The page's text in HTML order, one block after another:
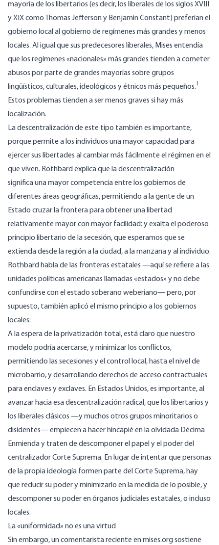
mayoría de los libertarios (es decir, los liberales de los siglos XVIII
y XIX como Thomas Jefferson y Benjamin Constant) preferían el
gobierno local al gobierno de regímenes más grandes y menos
locales. Al igual que sus predecesores liberales, Mises entendía
que los regímenes «nacionales» más grandes tienden a cometer
abusos por parte de grandes mayorías sobre grupos
lingüísticos, culturales, ideológicos y étnicos más pequeños.1
Estos problemas tienden a ser menos graves si hay más
localización.
La descentralización de este tipo también es importante,
porque permite a los individuos una mayor capacidad para
ejercer sus libertades al cambiar más fácilmente el régimen en el
que viven. Rothbard explica que la descentralización
significa una mayor competencia entre los gobiernos de
diferentes áreas geográficas, permitiendo a la gente de un
Estado cruzar la frontera para obtener una libertad
relativamente mayor con mayor facilidad; y exalta el poderoso
principio libertario de la secesión, que esperamos que se
extienda desde la región a la ciudad, a la manzana y al individuo.
Rothbard habla de las fronteras estatales —aquí se refiere a las
unidades políticas americanas llamadas «estados» y no debe
confundirse conel estado soberano weberiano— pero, por
supuesto, también aplicó el mismo principio a los gobiernos
locales:
A la espera de la privatización total, está claro que nuestro
modelo podría acercarse, y minimizar los conflictos,
permitiendo las secesiones y el control local, hasta el nivel de
microbarrio, y desarrollando derechos de acceso contractuales
para enclaves y exclaves. En Estados Unidos, es importante, al
avanzar hacia esa descentralización radical, que los libertarios y
los liberales clásicos —y muchos otros grupos minoritarios o
disidentes— empiecen a hacer hincapié en la olvidada Décima
Enmienda y traten de descomponer el papel y el poder del
centralizador Corte Suprema. En lugar de intentar que personas
de la propia ideología formen parte del Corte Suprema, hay
que reducir su poder y minimizarlo en la medida de lo posible, y
descomponer su poder en órganos judiciales estatales, o incluso
locales.
La «uniformidad» no es una virtud
Sin embargo, un comentarista reciente en mises.org sostiene